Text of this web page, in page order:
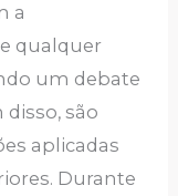
a
qualquer
um debate
são
aplicadas
Durante